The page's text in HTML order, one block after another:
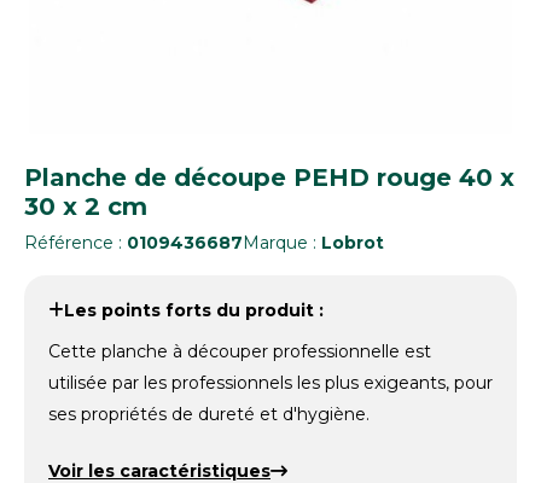
Planche de découpe PEHD rouge 40 x
30 x 2 cm
Référence : 0109436687Marque : Lobrot
Les points forts du produit :
Cette planche à découper professionnelle est
utilisée par les professionnels les plus exigeants, pour
ses propriétés de dureté et d'hygiène.
Voir les caractéristiques